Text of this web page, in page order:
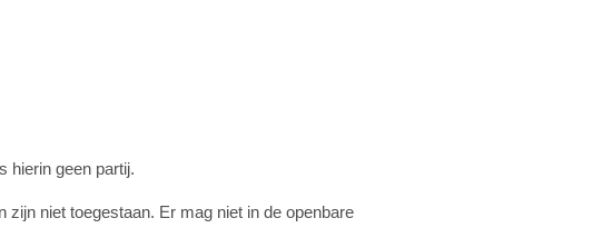
hierin geen partij.
zijn niet toegestaan. Er mag niet in de openbare